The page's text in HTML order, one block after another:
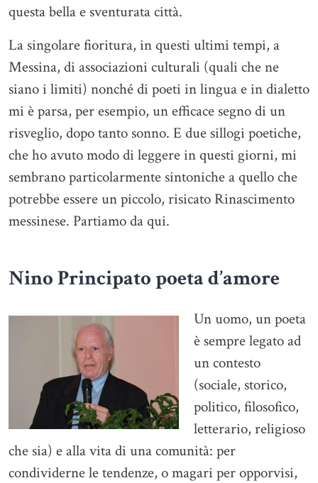
questa bella e sventurata città.
La singolare fioritura, in questi ultimi tempi, a
Messina, di associazioni culturali (quali che ne
siano i limiti) nonché di poeti in lingua e in dialetto
mi è parsa, per esempio, un efficace segno di un
risveglio, dopo tanto sonno. E due sillogi poetiche,
che ho avuto modo di leggere in questi giorni, mi
sembrano particolarmente sintoniche a quello che
potrebbe essere un piccolo, risicato Rinascimento
messinese. Partiamo da qui.
Nino Principato poeta d’amore
Un uomo, un poeta
è sempre legato ad
un contesto
(sociale, storico,
politico, filosofico,
letterario, religioso
che sia) e alla vita di una comunità: per
condividerne le tendenze, o magari per opporvisi,